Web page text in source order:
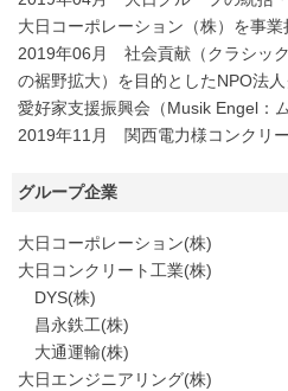
大日コーポレーション（株）を事
2019年06月 社会貢献（クラシッ
の裾野拡大）を目的としたNPO法
愛好家支援振興会（Musik Engel：
2019年11月 関西電力様コンクリ
グループ企業
大日コーポレーション(株)
大日コンクリート工業(株)
DYS(株)
昌永鉄工(株)
大通運輸(株)
大日エンジニアリング(株)